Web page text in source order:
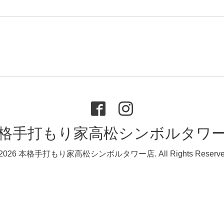
手打もり家高松シンボルタワ
本格手打もり家高松シンボルタワー店. All Rights